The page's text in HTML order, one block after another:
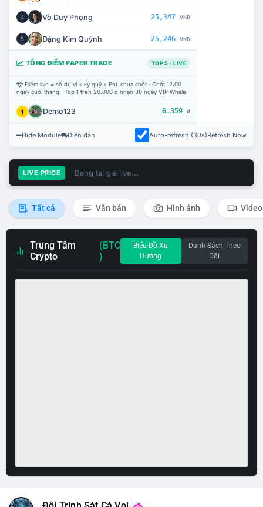
4 Võ Duy Phong 25,347 VNĐ
5 Đặng Kim Quỳnh 25,246 VNĐ
TỔNG ĐIỂM PAPER TRADE TOP 5 · LIVE
Điểm live = số dư ví + ký quỹ + PnL chưa chốt · Chốt 12:00
ngày cuối tháng · Top 1 trên 20.000 đ nhận 30 ngày VIP Whale.
1 Demo123 6.359 đ
Hide Module Diễn đàn Auto-refresh (30s)Refresh Now
LIVE PRICE Đang tải giá live...
Tất cả Văn bản Hình ảnh Video
Trung Tâm
Crypto
(BTC
)
Biểu Đồ Xu
Hướng
Danh Sách Theo
Dõi